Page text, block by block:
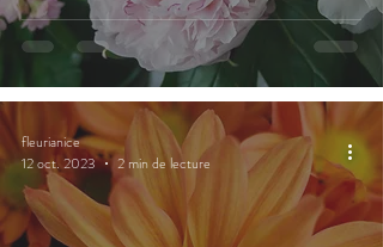
fleurianice
12 oct. 2023
2 min de lecture